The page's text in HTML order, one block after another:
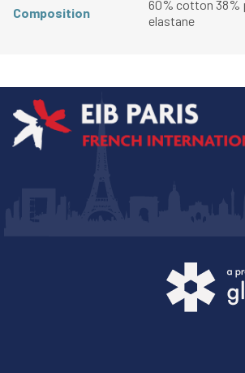
Composition
60% cotton 38%
elastane